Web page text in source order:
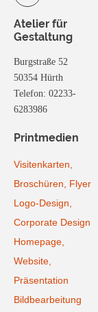
Atelier für
Gestaltung
Burgstraße 52
50354 Hürth
Telefon: 02233-
6283986
Printmedien
Visitenkarten,
Broschüren, Flyer
Logo-Design,
Corporate Design
Homepage,
Website,
Präsentation
Bildbearbeitung